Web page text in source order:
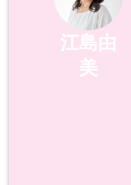
江島由
美